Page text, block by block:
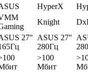
HyperX
Knight
27" ASUS 27"
280Гц
>100
Мбит